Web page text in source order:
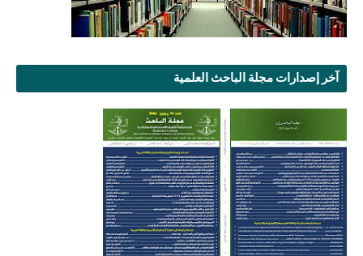
آخر إصدارات مجلة الباحث العلمية